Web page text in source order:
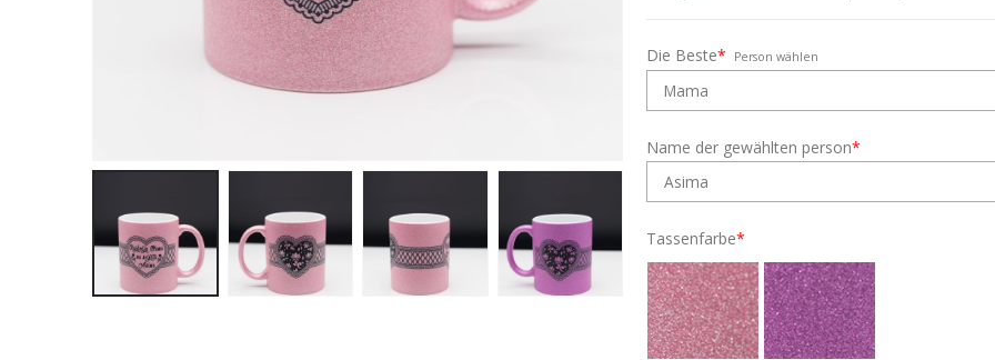
Die Beste* Person wählen
Name der gewählten person*
Tassenfarbe*